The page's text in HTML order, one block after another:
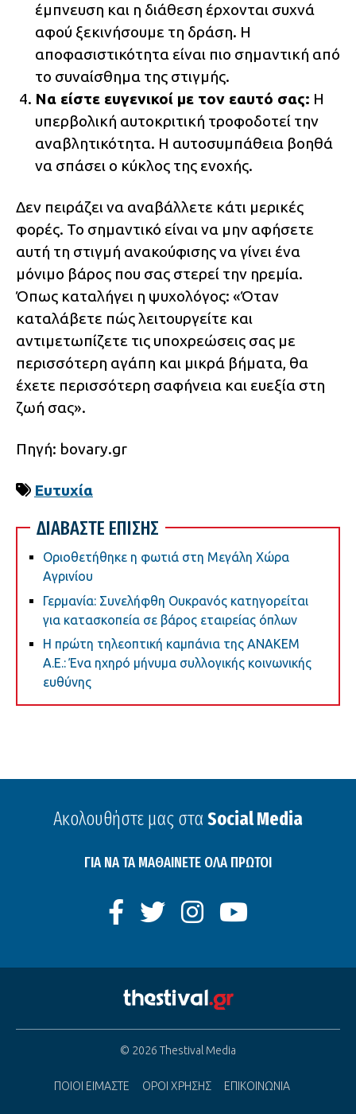
έμπνευση και η διάθεση έρχονται συχνά
αφού ξεκινήσουμε τη δράση. Η
αποφασιστικότητα είναι πιο σημαντική από
το συναίσθημα της στιγμής.
Να είστε ευγενικοί με τον εαυτό σας: Η
υπερβολική αυτοκριτική τροφοδοτεί την
αναβλητικότητα. Η αυτοσυμπάθεια βοηθά
να σπάσει ο κύκλος της ενοχής.
Δεν πειράζει να αναβάλλετε κάτι μερικές
φορές. Το σημαντικό είναι να μην αφήσετε
αυτή τη στιγμή ανακούφισης να γίνει ένα
μόνιμο βάρος που σας στερεί την ηρεμία.
Όπως καταλήγει η ψυχολόγος: «Όταν
καταλάβετε πώς λειτουργείτε και
αντιμετωπίζετε τις υποχρεώσεις σας με
περισσότερη αγάπη και μικρά βήματα, θα
έχετε περισσότερη σαφήνεια και ευεξία στη
ζωή σας».
Πηγή: bovary.gr
Ευτυχία
ΔΙΑΒΑΣΤΕ ΕΠΙΣΗΣ
Οριοθετήθηκε η φωτιά στη Μεγάλη Χώρα
Αγρινίου
Γερμανία: Συνελήφθη Ουκρανός κατηγορείται
για κατασκοπεία σε βάρος εταιρείας όπλων
Η πρώτη τηλεοπτική καμπάνια της ΑΝΑΚΕΜ
Α.Ε.: Ένα ηχηρό μήνυμα συλλογικής κοινωνικής
ευθύνης
Ακολουθήστε μας στα Social Media
ΓΙΑ ΝΑ ΤΑ ΜΑΘΑΙΝΕΤΕ ΟΛΑ ΠΡΩΤΟΙ
© 2026 Thestival Media
ΠΟΙΟΙ ΕΙΜΑΣΤΕ ΟΡΟΙ ΧΡΗΣΗΣ ΕΠΙΚΟΙΝΩΝΙΑ